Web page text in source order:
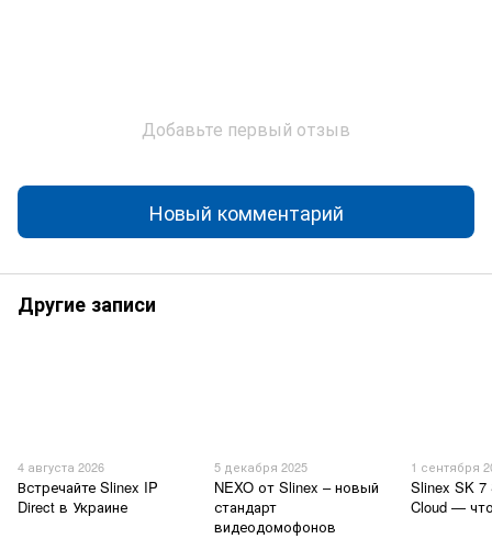
Добавьте первый отзыв
Новый комментарий
Другие записи
4 августа 2026
Встречайте Slinex IP
Direct в Украине
5 декабря 2025
NEXO от Slinex – новый
стандарт
видеодомофонов
1 сентября
Slinex SK
Cloud —